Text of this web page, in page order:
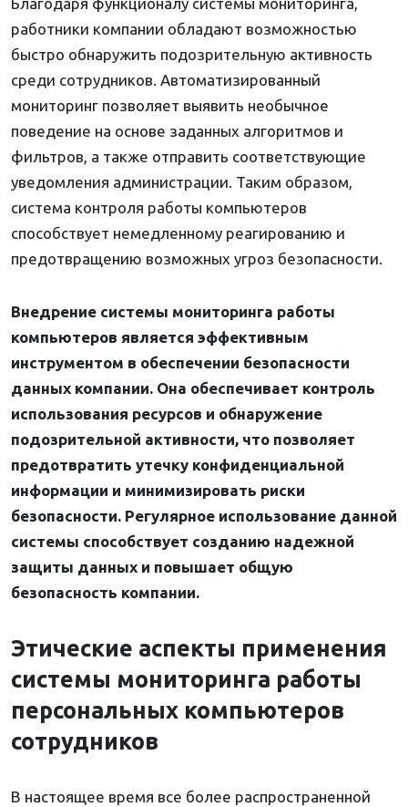
Благодаря функционалу системы мониторинга,
работники компании обладают возможностью
быстро обнаружить подозрительную активность
среди сотрудников. Автоматизированный
мониторинг позволяет выявить необычное
поведение на основе заданных алгоритмов и
фильтров, а также отправить соответствующие
уведомления администрации. Таким образом,
система контроля работы компьютеров
способствует немедленному реагированию и
предотвращению возможных угроз безопасности.
Внедрение системы мониторинга работы
компьютеров является эффективным
инструментом в обеспечении безопасности
данных компании. Она обеспечивает контроль
использования ресурсов и обнаружение
подозрительной активности, что позволяет
предотвратить утечку конфиденциальной
информации и минимизировать риски
безопасности. Регулярное использование данной
системы способствует созданию надежной
защиты данных и повышает общую
безопасность компании.
Этические аспекты применения
системы мониторинга работы
персональных компьютеров
сотрудников
В настоящее время все более распространенной